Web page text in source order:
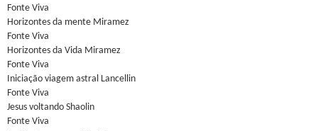
Fonte Viva
Horizontes da mente Miramez
Fonte Viva
Horizontes da Vida Miramez
Fonte Viva
Iniciação viagem astral Lancellin
Fonte Viva
Jesus voltando Shaolin
Fonte Viva